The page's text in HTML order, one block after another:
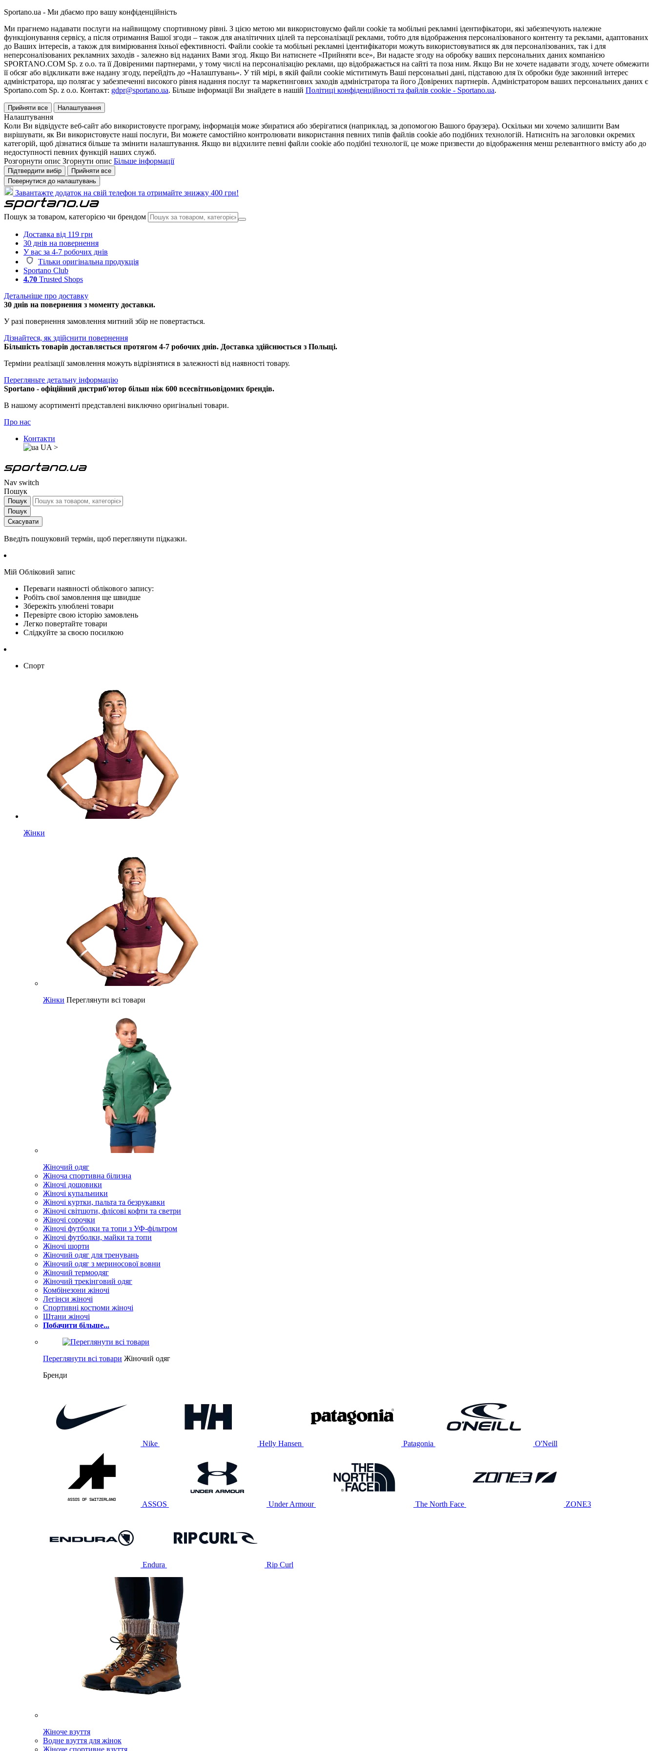
Sportano.ua - Ми дбаємо про вашу конфіденційність
Ми прагнемо надавати послуги на найвищому спортивному рівні. З цією метою ми використовуємо файли cookie та мобільні рекламні ідентифікатори, які забезпечують належне
функціонування сервісу, а після отримання Вашої згоди – також для аналітичних цілей та персоналізації реклами, тобто для відображення персоналізованого контенту та реклами, адаптованих
до Ваших інтересів, а також для вимірювання їхньої ефективності. Файли cookie та мобільні рекламні ідентифікатори можуть використовуватися як для персоналізованих, так і для
неперсоналізованих рекламних заходів - залежно від наданих Вами згод. Якщо Ви натиснете «Прийняти все», Ви надасте згоду на обробку ваших персональних даних компанією
SPORTANO.COM Sp. z o.o. та її Довіреними партнерами, у тому числі на персоналізацію реклами, що відображається на сайті та поза ним. Якщо Ви не хочете надавати згоду, хочете обмежити
її обсяг або відкликати вже надану згоду, перейдіть до «Налаштувань». У тій мірі, в якій файли cookie міститимуть Ваші персональні дані, підставою для їх обробки буде законний інтерес
адміністратора, що полягає у забезпеченні високого рівня надання послуг та маркетингових заходів адміністратора та його Довірених партнерів. Адміністратором ваших персональних даних є
Sportano.com Sp. z o.o. Контакт: gdpr@sportano.ua. Більше інформації Ви знайдете в нашій Політиці конфіденційності та файлів cookie - Sportano.ua.
Прийняти все Налаштування
Налаштування
Коли Ви відвідуєте веб-сайт або використовуєте програму, інформація може збиратися або зберігатися (наприклад, за допомогою Вашого браузера). Оскільки ми хочемо залишити Вам
вирішувати, як Ви використовуєте наші послуги, Ви можете самостійно контролювати використання певних типів файлів cookie або подібних технологій. Натисніть на заголовки окремих
категорій, щоб дізнатися більше та змінити налаштування. Якщо ви відхилите певні файли cookie або подібні технології, це може призвести до відображення менш релевантного вмісту або до
недоступності певних функцій наших служб.
Розгорнути опис Згорнути опис Більше інформації
Підтвердити вибір
Прийняти все
Повернутися до налаштувань
Завантажте додаток на свій телефон та отримайте знижку 400 грн!
Пошук за товаром, категорією чи брендом
Доставка від 119 грн
30 днів на повернення
У вас за 4-7 робочих днів
Тільки оригінальна продукція
Sportano Club
4.70 Trusted Shops
Детальніше про доставку
30 днів на повернення з моменту доставки.
У разі повернення замовлення митний збір не повертається.
Дізнайтеся, як здійснити повернення
Більшість товарів доставляється протягом 4-7 робочих днів. Доставка здійснюється з Польщі.
Терміни реалізації замовлення можуть відрізнятися в залежності від наявності товару.
Перегляньте детальну інформацію
Sportano - офіційний дистриб'ютор більш ніж 600 всесвітньовідомих брендів.
В нашому асортименті представлені виключно оригінальні товари.
Про нас
Контакти
UA >
Nav switch
Пошук
Пошук
Пошук
Скасувати
Введіть пошуковий термін, щоб переглянути підказки.
Мій Обліковий запис
Переваги наявності облікового запису:
Робіть свої замовлення ще швидше
Збережіть улюблені товари
Перевірте свою історію замовлень
Легко повертайте товари
Слідкуйте за своєю посилкою
Спорт
Жінки
Жінки Переглянути всі товари
Жіночий одяг
Жіноча спортивна білизна
Жіночі дощовики
Жіночі купальники
Жіночі куртки, пальта та безрукавки
Жіночі світшоти, флісові кофти та светри
Жіночі сорочки
Жіночі футболки та топи з УФ-фільтром
Жіночі футболки, майки та топи
Жіночі шорти
Жіночий одяг для тренувань
Жіночий одяг з мериносової вовни
Жіночий термоодяг
Жіночий трекінговий одяг
Комбінезони жіночі
Легінси жіночі
Спортивні костюми жіночі
Штани жіночі
Побачити більше...
Переглянути всі товари Жіночий одяг
Бренди
Nike Helly Hansen Patagonia O'Neill
ASSOS Under Armour The North Face ZONE3
Endura Rip Curl
Жіноче взуття
Водне взуття для жінок
Жіноче спортивне взуття